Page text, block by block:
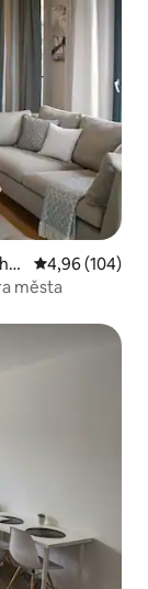
Průměrné
4,96 (104)
města